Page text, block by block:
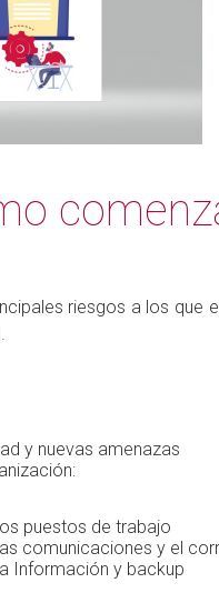
riesgos a los que
y nuevas amenazas
puestos de trabajo
comunicaciones y el
Información y backup